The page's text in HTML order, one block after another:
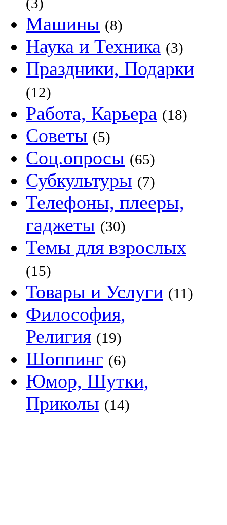
Машины (8)
Наука и Техника (3)
Праздники, Подарки
(12)
Работа, Карьера (18)
Советы (5)
Соц.опросы (65)
Субкультуры (7)
Телефоны, плееры,
гаджеты (30)
Темы для взрослых
(15)
Товары и Услуги (11)
Философия,
Религия (19)
Шоппинг (6)
Юмор, Шутки,
Приколы (14)